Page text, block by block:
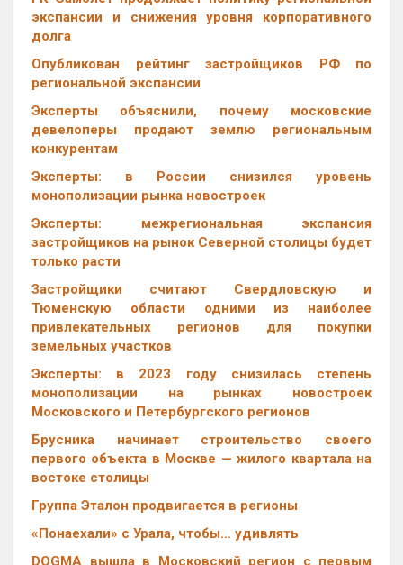
экспансии и снижения уровня корпоративного
долга
Опубликован рейтинг застройщиков РФ по
региональной экспансии
Эксперты объяснили, почему московские
девелоперы продают землю региональным
конкурентам
Эксперты: в России снизился уровень
монополизации рынка новостроек
Эксперты: межрегиональная экспансия
застройщиков на рынок Северной столицы будет
только расти
Застройщики считают Свердловскую и
Тюменскую области одними из наиболее
привлекательных регионов для покупки
земельных участков
Эксперты: в 2023 году снизилась степень
монополизации на рынках новостроек
Московского и Петербургского регионов
Брусника начинает строительство своего
первого объекта в Москве — жилого квартала на
востоке столицы
Группа Эталон продвигается в регионы
«Понаехали» с Урала, чтобы… удивлять